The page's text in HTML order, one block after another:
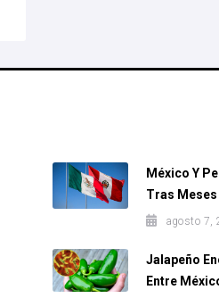
México Y
Tras Meses
agosto 7,
Jalapeño
Entre